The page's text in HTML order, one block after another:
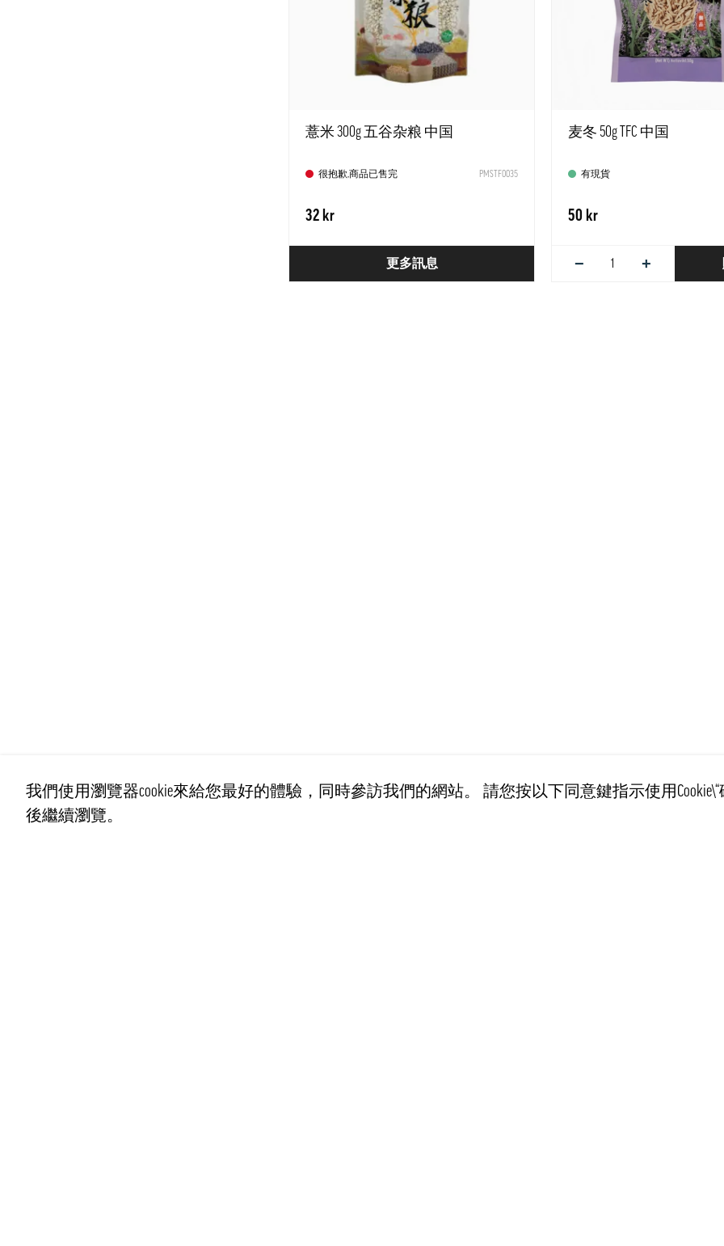
薏米 300g 五谷杂粮 中国
很抱歉,商品已售完 PMSTF0035
32 kr
更多訊息
麦冬 50g TFC 中国
有現貨
50 kr
− +
我們使用瀏覽器cookie來給您最好的體驗，同時參訪我們的網站。 請您按以下同意鍵指示使用Cookie\“
後繼續瀏覽。